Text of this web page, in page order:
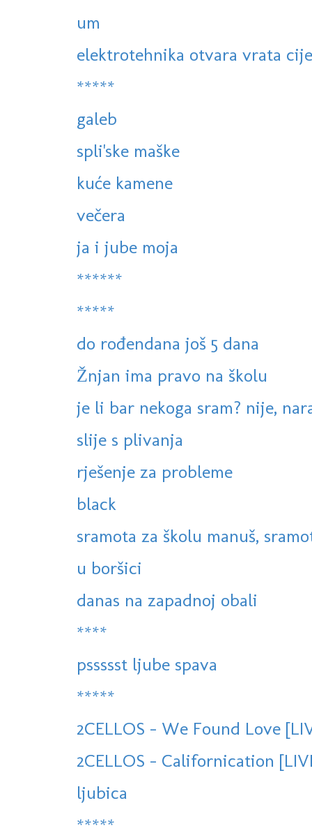
um
elektrotehnika otvara vrata
*****
galeb
spli'ske maške
kuće kamene
večera
ja i jube moja
******
*****
do rođendana još 5 dana
Žnjan ima pravo na školu
je li bar nekoga sram? nije,
slije s plivanja
rješenje za probleme
black
sramota za školu manuš,
u boršici
danas na zapadnoj obali
****
pssssst ljube spava
*****
2CELLOS - We Found Love
2CELLOS - Californication
ljubica
*****